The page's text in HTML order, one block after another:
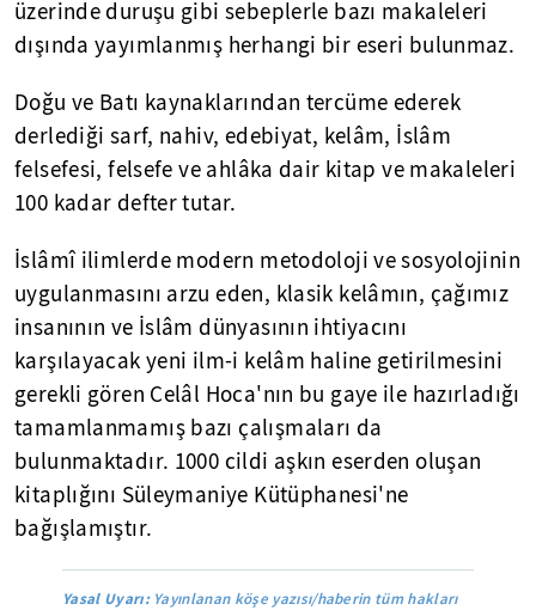
üzerinde duruşu gibi sebeplerle bazı makaleleri
dışında yayımlanmış herhangi bir eseri bulunmaz.
Doğu ve Batı kaynaklarından tercüme ederek
derlediği sarf, nahiv, edebiyat, kelâm, İslâm
felsefesi, felsefe ve ahlâka dair kitap ve makaleleri
100 kadar defter tutar.
İslâmî ilimlerde modern metodoloji ve sosyolojinin
uygulanmasını arzu eden, klasik kelâmın, çağımız
insanının ve İslâm dünyasının ihtiyacını
karşılayacak yeni ilm-i kelâm haline getirilmesini
gerekli gören Celâl Hoca'nın bu gaye ile hazırladığı
tamamlanmamış bazı çalışmaları da
bulunmaktadır. 1000 cildi aşkın eserden oluşan
kitaplığını Süleymaniye Kütüphanesi'ne
bağışlamıştır.
Yasal Uyarı:Yayınlanan köşe yazısı/haberin tüm hakları